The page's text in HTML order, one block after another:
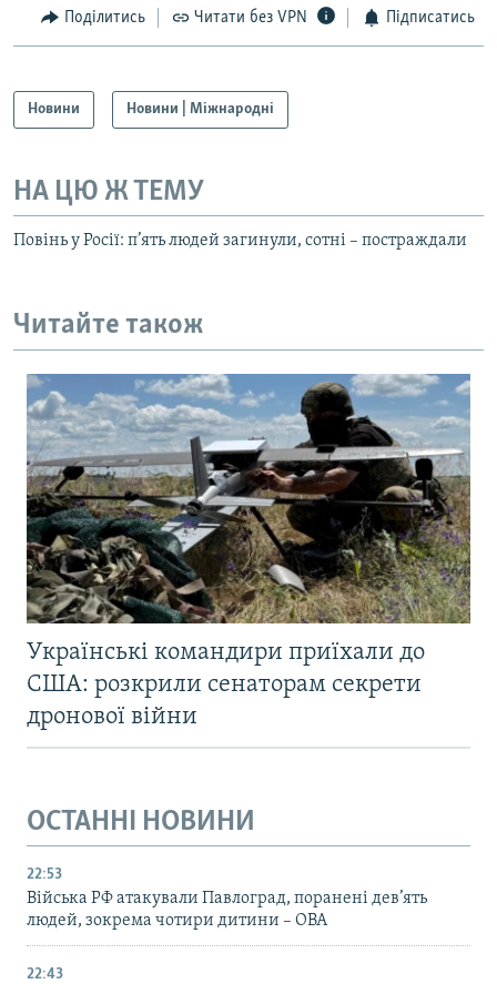
Поділитись Читати без VPN Підписатись
Новини Новини | Міжнародні
НА ЦЮ Ж ТЕМУ
Повінь у Росії: п’ять людей загинули, сотні – постраждали
Читайте також
Українські командири приїхали до
США: розкрили сенаторам секрети
дронової війни
ОСТАННІ НОВИНИ
22:53
Війська РФ атакували Павлоград, поранені дев’ять
людей, зокрема чотири дитини – ОВА
22:43